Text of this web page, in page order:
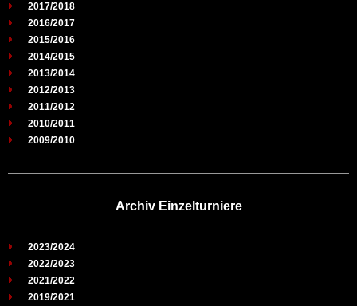
2017/2018
2016/2017
2015/2016
2014/2015
2013/2014
2012/2013
2011/2012
2010/2011
2009/2010
Archiv Einzelturniere
2023/2024
2022/2023
2021/2022
2019/2021